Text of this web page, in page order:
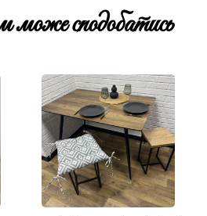
сподобатись